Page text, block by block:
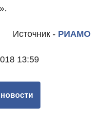
Источник - РИАМО
13:59